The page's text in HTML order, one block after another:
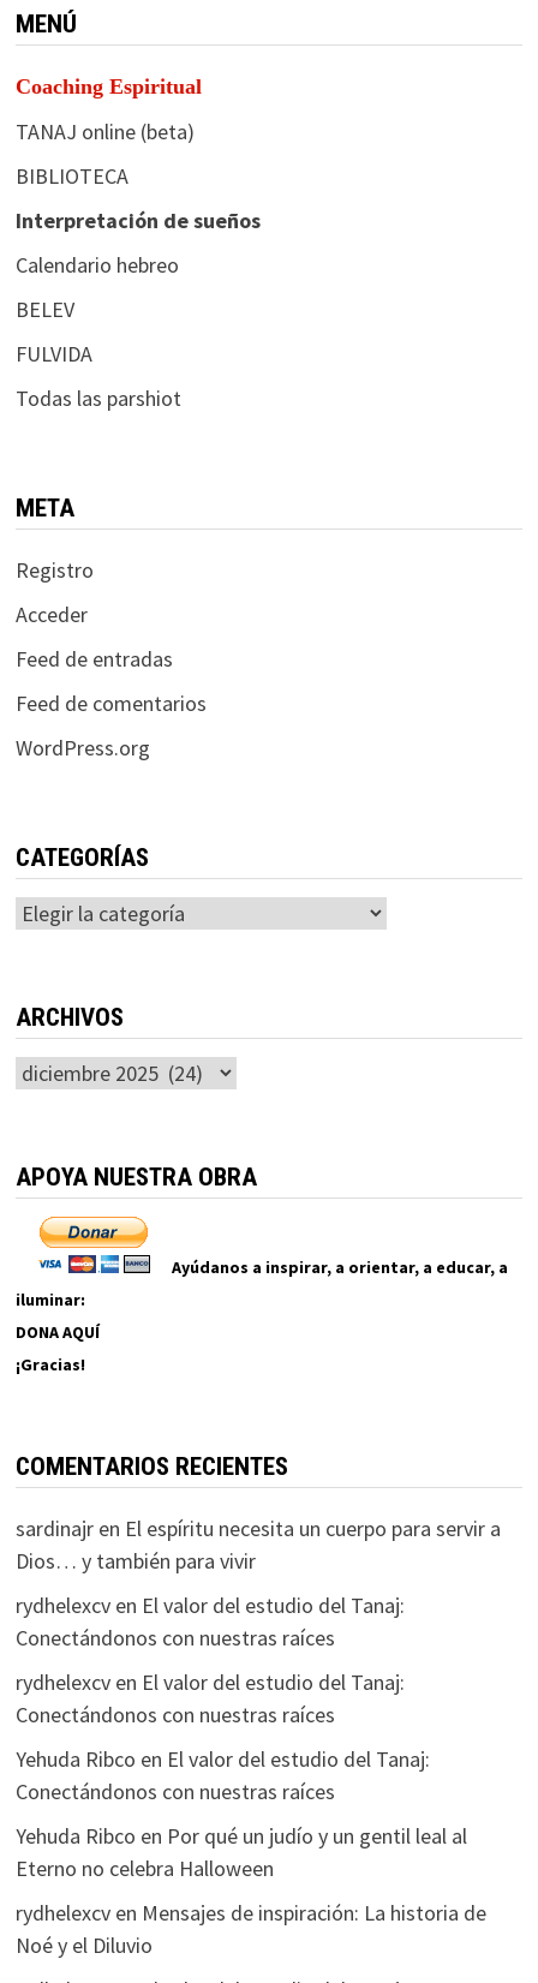
MENÚ
Coaching Espiritual
TANAJ online (beta)
BIBLIOTECA
Interpretación de sueños
Calendario hebreo
BELEV
FULVIDA
Todas las parshiot
META
Registro
Acceder
Feed de entradas
Feed de comentarios
WordPress.org
CATEGORÍAS
Categorías
ARCHIVOS
Archivos
APOYA NUESTRA OBRA
Ayúdanos a inspirar, a orientar, a educar, a
iluminar:
DONA AQUÍ
¡Gracias!
COMENTARIOS RECIENTES
sardinajren El espíritu necesita un cuerpo para servir a
Dios… y también para vivir
rydhelexcven El valor del estudio del Tanaj:
Conectándonos con nuestras raíces
rydhelexcven El valor del estudio del Tanaj:
Conectándonos con nuestras raíces
Yehuda Ribco en El valor del estudio del Tanaj:
Conectándonos con nuestras raíces
Yehuda Ribco en Por qué un judío y un gentil leal al
Eterno no celebra Halloween
rydhelexcven Mensajes de inspiración: La historia de
Noé y el Diluvio